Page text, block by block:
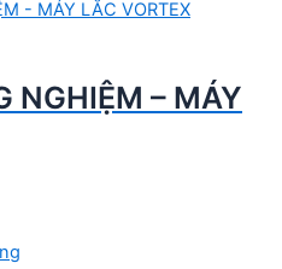
NGHIỆM – MÁY